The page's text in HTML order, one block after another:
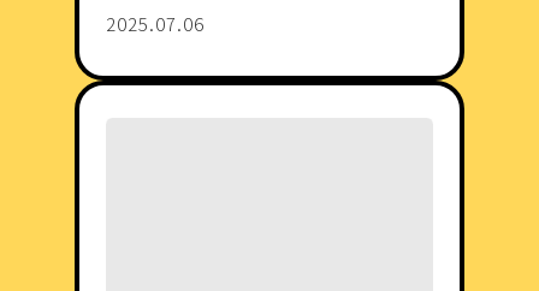
2025.07.06